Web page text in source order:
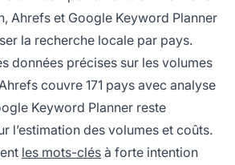
Ahrefs et Google Keyword Planner
la recherche locale par pays.
données précises sur les volumes
couvre 171 pays avec analyse
Keyword Planner reste
l’estimation des volumes et coûts.
les mots-clés à forte intention